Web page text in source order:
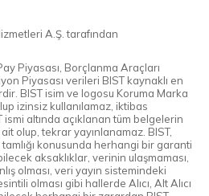
A.Ş. tarafından
Piyasası, Borçlanma Araçları
Piyasası verileri BIST kaynaklı en
BIST isim ve logosu Koruma Marka
izinsiz kullanılamaz, iktibas
altında açıklanan tüm belgelerin
olup, tekrar yayınlanamaz. BIST,
konusunda herhangi bir garanti
aksaklıklar, verinin ulaşmaması,
olması, veri yayın sistemindeki
olması gibi hallerde Alıcı, Alt Alıcı